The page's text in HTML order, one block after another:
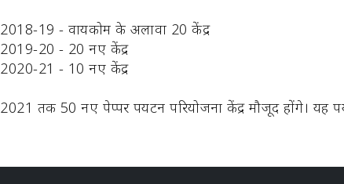
2018-19 - वायकोम के अलावा 20 केंद्र
2019-20 - 20 नए केंद्र
2020-21 - 10 नए केंद्र
2021 तक 50 नए पेप्पर पर्यटन परियोजना केंद्र मौजूद होंगे। यह